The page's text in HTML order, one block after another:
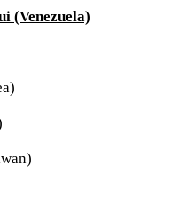
(Venezuela)